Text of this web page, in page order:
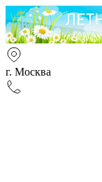
г. Москва